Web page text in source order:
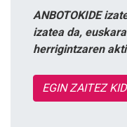
ANBOTOKIDE
izatea da,
herrigintzaren
EGIN ZAITEZ